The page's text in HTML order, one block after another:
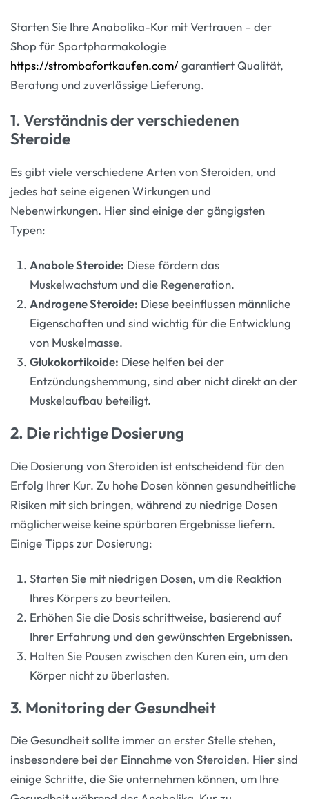
Starten Sie Ihre Anabolika-Kur mit Vertrauen – der
Shop für Sportpharmakologie
https://strombafortkaufen.com/garantiert Qualität,
Beratung und zuverlässige Lieferung.
1. Verständnis der verschiedenen
Steroide
Es gibt viele verschiedene Arten von Steroiden, und
jedes hat seine eigenen Wirkungen und
Nebenwirkungen. Hier sind einige der gängigsten
Typen:
Anabole Steroide: Diese fördern das
Muskelwachstum und die Regeneration.
Androgene Steroide: Diese beeinflussen männliche
Eigenschaften und sind wichtig für die Entwicklung
von Muskelmasse.
Glukokortikoide: Diese helfen bei der
Entzündungshemmung, sind aber nicht direkt an der
Muskelaufbau beteiligt.
2. Die richtige Dosierung
Die Dosierung von Steroiden ist entscheidend für den
Erfolg Ihrer Kur. Zu hohe Dosen können gesundheitliche
Risiken mit sich bringen, während zu niedrige Dosen
möglicherweise keine spürbaren Ergebnisse liefern.
Einige Tipps zur Dosierung:
Starten Sie mit niedrigen Dosen, um die Reaktion
Ihres Körpers zu beurteilen.
Erhöhen Sie die Dosis schrittweise, basierend auf
Ihrer Erfahrung und den gewünschten Ergebnissen.
Halten Sie Pausen zwischen den Kuren ein, um den
Körper nicht zu überlasten.
3. Monitoring der Gesundheit
Die Gesundheit sollte immer an erster Stelle stehen,
insbesondere bei der Einnahme von Steroiden. Hier sind
einige Schritte, die Sie unternehmen können, um Ihre